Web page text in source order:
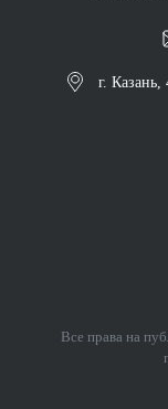
г.
Все права на